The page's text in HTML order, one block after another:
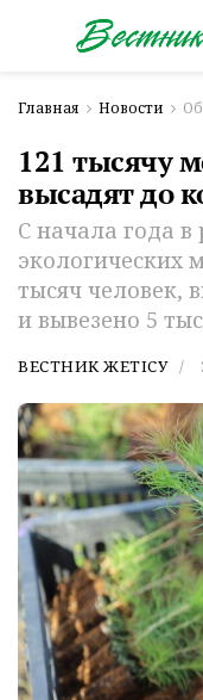
Главная Новости
121 тысячу
высадят до
С начала года в
экологических
тысяч человек,
и вывезено 5
ВЕСТНИК ЖЕТІСУ